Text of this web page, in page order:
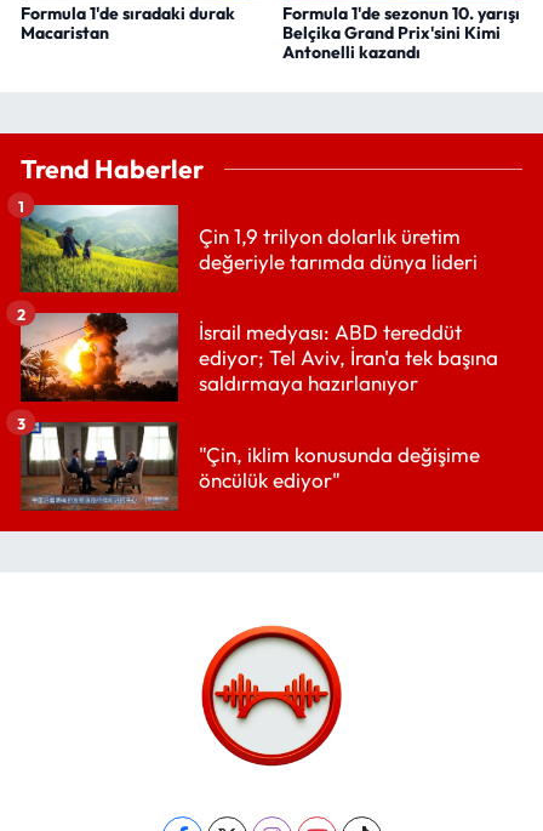
Formula 1'de sıradaki durak
Macaristan
Formula 1'de sezonun 10. yarışı
Belçika Grand Prix'sini Kimi
Antonelli kazandı
Trend Haberler
Çin 1,9 trilyon dolarlık üretim
değeriyle tarımda dünya lideri
1
İsrail medyası: ABD tereddüt
ediyor; Tel Aviv, İran'a tek başına
saldırmaya hazırlanıyor
2
"Çin, iklim konusunda değişime
öncülük ediyor"
3